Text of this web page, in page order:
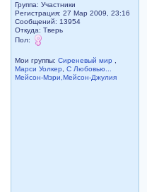
Группа: Участники
Регистрация: 27 Мар 2009, 23:16
Сообщений: 13954
Откуда: Тверь
Пол:
Мои группы:Сиреневый мир
Марси Уолкер
,С Любовью...
Мейсон-Мэри,Мейсон-Джулия